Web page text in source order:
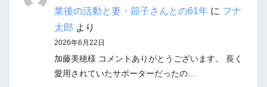
業後の活動と妻・節子さんとの61年に フナ
太郎 より
2026年6月22日
加藤美穂様 コメントありがとうございます。 長く
愛用されていたサポーターだったの…